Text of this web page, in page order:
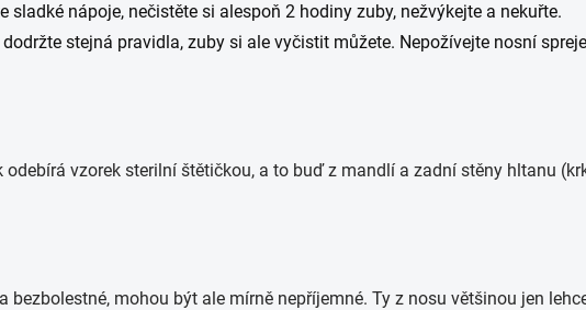
sladké nápoje, nečistěte si alespoň 2 hodiny zuby, nežvýkejte a nekuřte.
dodržte stejná pravidla, zuby si ale vyčistit můžete. Nepožívejte nosní
vzorek sterilní štětičkou, a to buď z mandlí a zadní stěny hltanu
bezbolestné, mohou být ale mírně nepříjemné. Ty z nosu většinou jen